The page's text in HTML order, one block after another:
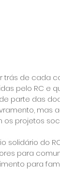
trás de cada
pelo RC e
parte das
mas
projetos
do
para
para